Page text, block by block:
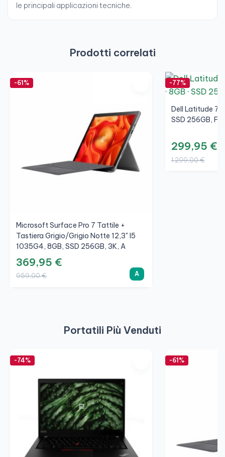
le principali applicazioni tecniche.
Prodotti correlati
-61%
Microsoft Surface Pro 7 Tattile +
Tastiera Grigio/Grigio Notte 12,3" I5
1035G4, 8GB, SSD 256GB, 3K, A
369,95 €
959,00 € A
-77%
Dell Latitude
SSD 256GB,
299,95 €
1.299,00 €
Portatili Più Venduti
-74% -61%